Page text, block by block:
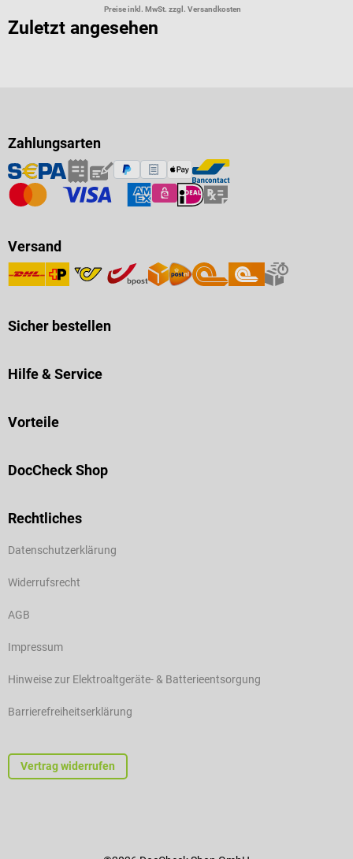
Preise inkl. MwSt. zzgl. Versandkosten
Zuletzt angesehen
Zahlungsarten
Versand
Sicher bestellen
Hilfe & Service
Vorteile
DocCheck Shop
Rechtliches
Datenschutzerklärung
Widerrufsrecht
AGB
Impressum
Hinweise zur Elektroaltgeräte- & Batterieentsorgung
Barrierefreiheitserklärung
Vertrag widerrufen